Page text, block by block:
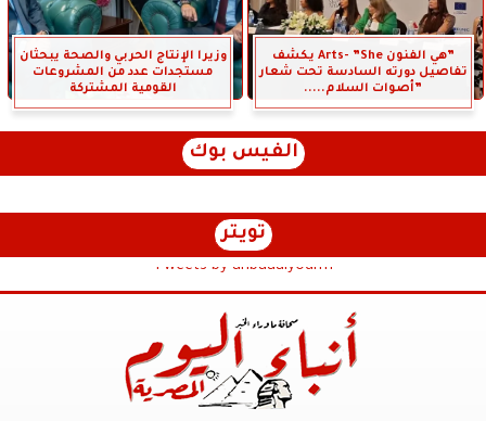
”هي الفنون Arts- ”She يكشف
تفاصيل دورته السادسة تحت شعار
”أصوات السلام.....
وزيرا الإنتاج الحربي والصحة يبحثان
مستجدات عدد من المشروعات
القومية المشتركة
الفيس بوك
تويتر
Tweets by anbaaalyoum1